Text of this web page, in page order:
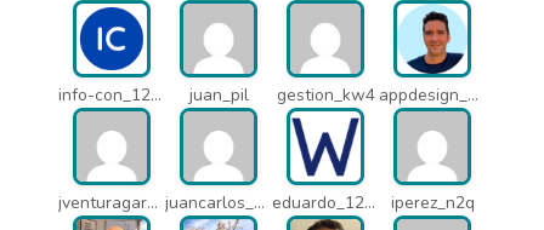
info-con_12812 juan_pil gestion_kw4 appdesign_pbe
jventuragarcia_13040 juancarlos_ptr eduardo_12367 iperez_n2q